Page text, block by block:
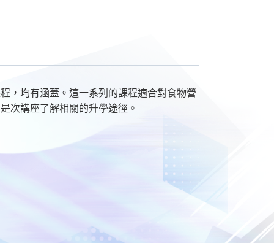
，均有涵蓋。這一系列的課程適合對食物營
次講座了解相關的升學途徑。